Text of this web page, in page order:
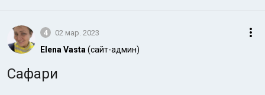
4 02 мар. 2023
Elena Vasta(сайт-админ)
Сафари